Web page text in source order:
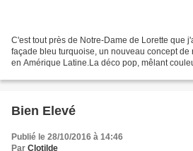
C'est tout près de Notre-Dame de Lorette que
façade bleu turquoise, un nouveau concept de
en Amérique Latine.La déco pop, mêlant
Bien Elevé
Publié le 28/10/2016 à 14:46
Par Clotilde